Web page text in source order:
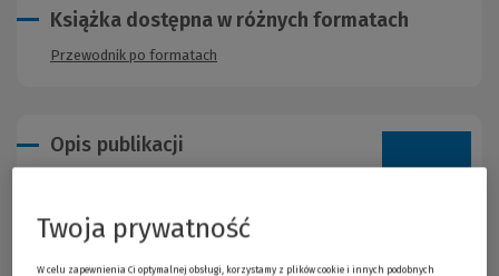
Opis publikacji
unijny i konstytucyjny odgrywa istotną rolę w stanowieniu,
wykładni i stosowaniu prawa podatkowego w Polsce, będąc
Książka dostępna w różnych formatach
Przewodnik po formatach
Twoja prywatność
W celu zapewnienia Ci optymalnej obsługi, korzystamy z plików cookie i innych podobnych